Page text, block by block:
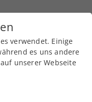
verwendet. Einige
es uns andere
unserer Webseite